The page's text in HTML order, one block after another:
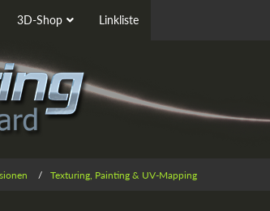
3D-Shop Linkliste
Texturing, Painting & UV-Mapping